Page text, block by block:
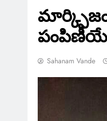
పంపిణీయే
Sahanam Vande